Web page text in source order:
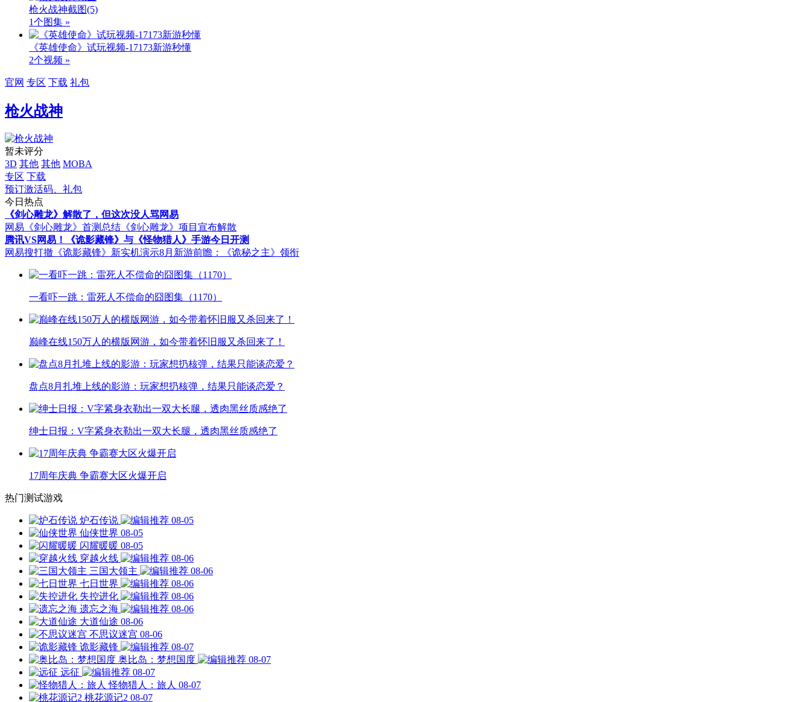
枪火战神截图(5)
1个图集 »
《英雄使命》试玩视频-17173新游秒懂
2个视频 »
官网 专区 下载 礼包
枪火战神
暂未评分
3D 其他 其他 MOBA
专区 下载
预订激活码、礼包
今日热点
《剑心雕龙》解散了，但这次没人骂网易
网易《剑心雕龙》首测总结 《剑心雕龙》项目宣布解散
腾讯VS网易！《诡影藏锋》与《怪物猎人》手游今日开测
网易搜打撤《诡影藏锋》新实机演示8月新游前瞻：《诡秘之主》领衔
一看吓一跳：雷死人不偿命的囧图集（1170）
巅峰在线150万人的横版网游，如今带着怀旧服又杀回来了！
盘点8月扎堆上线的影游：玩家想扔核弹，结果只能谈恋爱？
绅士日报：V字紧身衣勒出一双大长腿，透肉黑丝质感绝了
17周年庆典 争霸赛大区火爆开启
热门测试游戏
炉石传说
08-05
仙侠世界 08-05
闪耀暖暖 08-05
穿越火线
08-06
三国大领主
08-06
七日世界
08-06
失控进化
08-06
遗忘之海
08-06
大道仙途 08-06
不思议迷宫 08-06
诡影藏锋
08-07
奥比岛：梦想国度
08-07
远征
08-07
怪物猎人：旅人 08-07
桃花源记2 08-07